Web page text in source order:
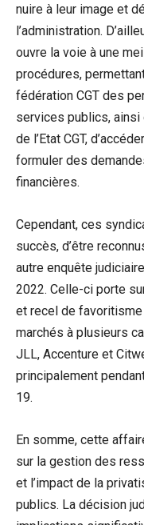
nuire à leur image et
l’administration.
ouvre la voie à une
procédures,
fédération CGT des
services publics, ainsi
de l’Etat CGT,
formuler des
financières.
Cependant, ces
succès, d’être
autre enquête
2022. Celle-ci porte
et recel de favoritisme
marchés à plusieurs
JLL, Accenture et
principalement
19.
En somme, cette
sur la gestion des
et l’impact de la
publics. La décision